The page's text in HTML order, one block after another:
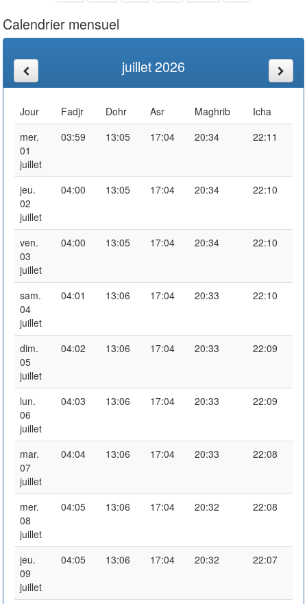
Calendrier mensuel
juillet 2026
Jour Fadjr Dohr Asr Maghrib
Icha
mer.
01
juillet
03:59 13:05 17:04 20:34 22:11
jeu.
02
juillet
04:00 13:05 17:04 20:34 22:10
ven.
03
juillet
04:00 13:05 17:04 20:34 22:10
sam.
04
juillet
04:01 13:06 17:04 20:33 22:10
dim.
05
juillet
04:02 13:06 17:04 20:33 22:09
lun.
06
juillet
04:03 13:06 17:04 20:33 22:09
mar.
07
juillet
04:04 13:06 17:04 20:33 22:08
mer.
08
juillet
04:05 13:06 17:04 20:32 22:08
jeu.
09
juillet
04:05 13:06 17:04 20:32 22:07